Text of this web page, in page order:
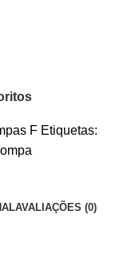
F Etiquetas:
AVALIAÇÕES (0)